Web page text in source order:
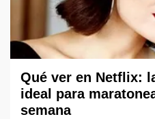
Qué ver en Netflix:
ideal para
semana